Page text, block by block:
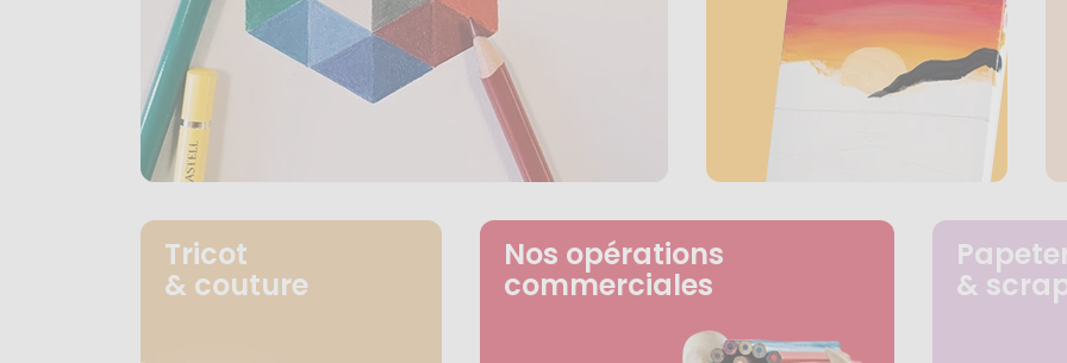
Tricot
& couture
Nos opérations
commerciales &